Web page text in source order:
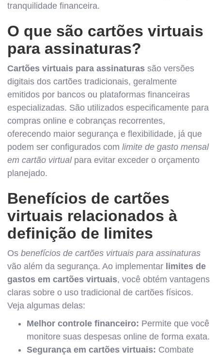
tranquilidade financeira.
O que são cartões virtuais
para assinaturas?
Cartões virtuais para assinaturas são versões
digitais dos cartões tradicionais, geralmente
emitidos por bancos ou plataformas financeiras
especializadas. São utilizados especificamente para
compras online e cobranças recorrentes,
oferecendo maior segurança e flexibilidade, já que
podem ser configurados com limite de gasto mensal
em cartão virtualpara evitar exceder o orçamento
planejado.
Benefícios de cartões
virtuais relacionados à
definição de limites
Os benefícios de cartões virtuais para assinaturas
vão além da segurança. Ao implementar limites de
gastos em cartões virtuais, você obtém vantagens
claras sobre o uso tradicional de cartões físicos.
Veja algumas delas:
Melhor controle financeiro: Permite que você
monitore suas despesas online de forma exata.
Segurança em cartões virtuais: Combate